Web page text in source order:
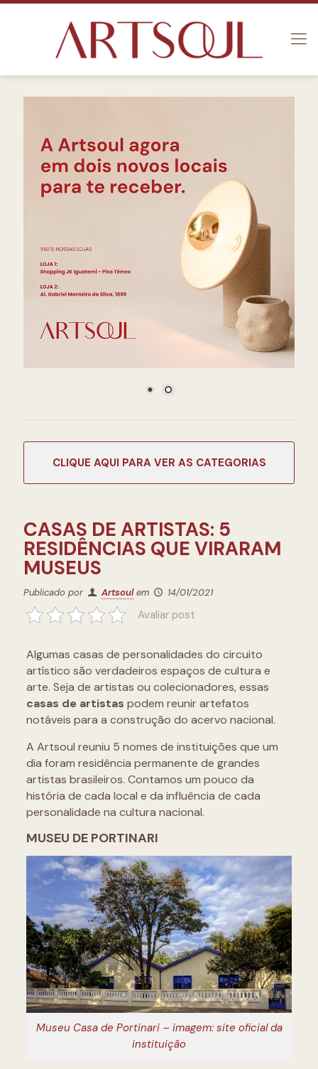
CASAS DE ARTISTAS: 5
RESIDÊNCIAS QUE VIRARAM
MUSEUS
Publicado por Artsoul em 14/01/2021
Avaliar post
Algumas casas de personalidades do circuito
artístico são verdadeiros espaços de cultura e
arte. Seja de artistas ou colecionadores, essas
casas de artistas podem reunir artefatos
notáveis para a construção do acervo nacional.
A Artsoul reuniu 5 nomes de instituições que um
dia foram residência permanente de grandes
artistas brasileiros. Contamos um pouco da
história de cada local e da influência de cada
personalidade na cultura nacional.
MUSEU DE PORTINARI
Museu Casa de Portinari – imagem: site oficial da
instituição
CATEGORIAS